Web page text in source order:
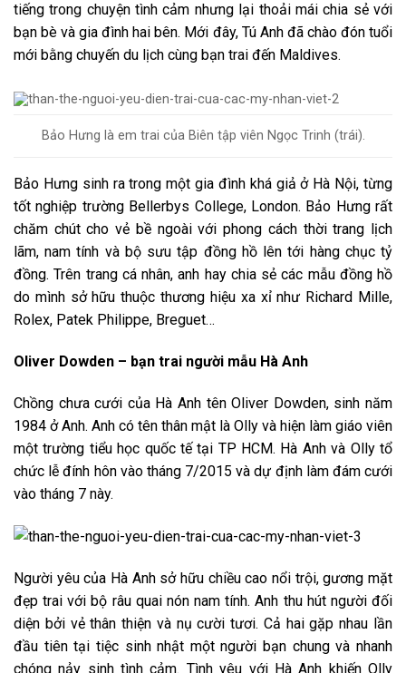
tiếng trong chuyện tình cảm nhưng lại thoải mái chia sẻ với
bạn bè và gia đình hai bên. Mới đây, Tú Anh đã chào đón tuổi
mới bằng chuyến du lịch cùng bạn trai đến Maldives.
Bảo Hưng là em trai của Biên tập viên Ngọc Trinh (trái).
Bảo Hưng sinh ra trong một gia đình khá giả ở Hà Nội, từng
tốt nghiệp trường Bellerbys College, London. Bảo Hưng rất
chăm chút cho vẻ bề ngoài với phong cách thời trang lịch
lãm, nam tính và bộ sưu tập đồng hồ lên tới hàng chục tỷ
đồng. Trên trang cá nhân, anh hay chia sẻ các mẫu đồng hồ
do mình sở hữu thuộc thương hiệu xa xỉ như Richard Mille,
Rolex, Patek Philippe, Breguet…
Oliver Dowden – bạn trai người mẫu Hà Anh
Chồng chưa cưới của Hà Anh tên Oliver Dowden, sinh năm
1984 ở Anh. Anh có tên thân mật là Olly và hiện làm giáo viên
một trường tiểu học quốc tế tại TP HCM. Hà Anh và Olly tổ
chức lễ đính hôn vào tháng 7/2015 và dự định làm đám cưới
vào tháng 7 này.
Người yêu của Hà Anh sở hữu chiều cao nổi trội, gương mặt
đẹp trai với bộ râu quai nón nam tính. Anh thu hút người đối
diện bởi vẻ thân thiện và nụ cười tươi. Cả hai gặp nhau lần
đầu tiên tại tiệc sinh nhật một người bạn chung và nhanh
chóng nảy sinh tình cảm. Tình yêu với Hà Anh khiến Olly